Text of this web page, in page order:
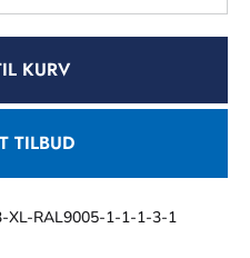
KURV
TILBUD
XL-RAL9005-1-1-1-3-1